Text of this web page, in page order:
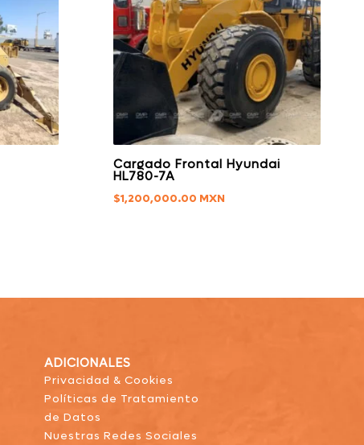
Cargado Frontal Hyundai
HL780-7A
$1,200,000.00
ADICIONALES
Privacidad & Cookies
Políticas de Tratamiento
de Datos
Nuestras Redes Sociales